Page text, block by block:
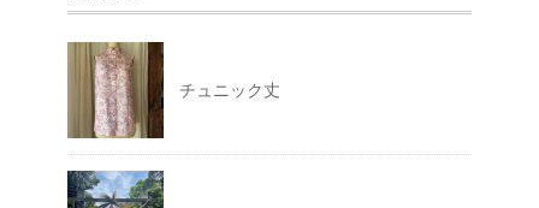
チュニック丈